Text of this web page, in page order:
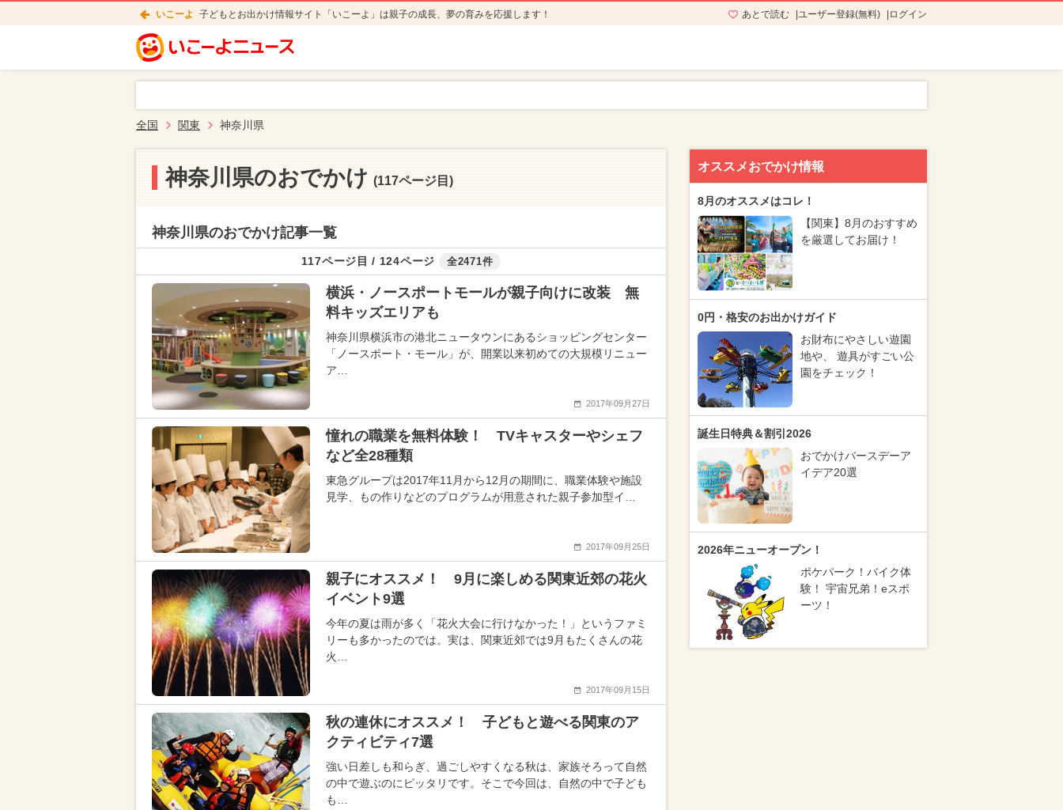
いこーよ 子どもとお出かけ情報サイト「いこーよ」は親子の成長、夢の育みを応援します！ あとで読む ユーザー登録(無料) ログイン
全国 関東 神奈川県
神奈川県のおでかけ (117ページ目)
神奈川県のおでかけ記事一覧
117ページ目 / 124ページ 全2471件
横浜・ノースポートモールが親子向けに改装 無
料キッズエリアも
神奈川県横浜市の港北ニュータウンにあるショッピングセンター
「ノースポート・モール」が、開業以来初めての大規模リニュー
ア…
2017年09月27日
憧れの職業を無料体験！ TVキャスターやシェフ
など全28種類
東急グループは2017年11月から12月の期間に、職業体験や施設
見学、もの作りなどのプログラムが用意された親子参加型イ…
2017年09月25日
親子にオススメ！ 9月に楽しめる関東近郊の花火
イベント9選
今年の夏は雨が多く「花火大会に行けなかった！」というファミ
リーも多かったのでは。実は、関東近郊では9月もたくさんの花
火…
2017年09月15日
秋の連休にオススメ！ 子どもと遊べる関東のア
クティビティ7選
強い日差しも和らぎ、過ごしやすくなる秋は、家族そろって自然
の中で遊ぶのにピッタリです。そこで今回は、自然の中で子ども
も…
オススメおでかけ情報
8月のオススメはコレ！
【関東】8月のおすすめ
を厳選してお届け！
0円・格安のお出かけガイド
お財布にやさしい遊園
地や、 遊具がすごい公
園をチェック！
誕生日特典＆割引2026
おでかけバースデーア
イデア20選
2026年ニューオープン！
ポケパーク！バイク体
験！ 宇宙兄弟！eスポ
ーツ！